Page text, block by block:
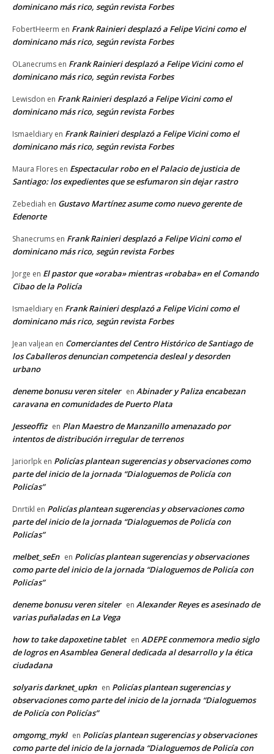
dominicano más rico, según revista Forbes
FobertHeerm en Frank Rainieri desplazó a Felipe Vicini como el
dominicano más rico, según revista Forbes
OLanecrums en Frank Rainieri desplazó a Felipe Vicini como el
dominicano más rico, según revista Forbes
Lewisdon en Frank Rainieri desplazó a Felipe Vicini como el
dominicano más rico, según revista Forbes
Ismaeldiary en Frank Rainieri desplazó a Felipe Vicini como el
dominicano más rico, según revista Forbes
Maura Flores en Espectacular robo en el Palacio de justicia de
Santiago: los expedientes que se esfumaron sin dejar rastro
Zebediah en Gustavo Martínez asume como nuevo gerente de
Edenorte
Shanecrums en Frank Rainieri desplazó a Felipe Vicini como el
dominicano más rico, según revista Forbes
Jorge en El pastor que «oraba» mientras «robaba» en el Comando
Cibao de la Policía
Ismaeldiary en Frank Rainieri desplazó a Felipe Vicini como el
dominicano más rico, según revista Forbes
Jean valjean en Comerciantes del Centro Histórico de Santiago de
los Caballeros denuncian competencia desleal y desorden
urbano
deneme bonusu veren siteler en Abinader y Paliza encabezan
caravana en comunidades de Puerto Plata
Jesseoffiz en Plan Maestro de Manzanillo amenazado por
intentos de distribución irregular de terrenos
Jariorlpk en Policías plantean sugerencias y observaciones como
parte del inicio de la jornada “Dialoguemos de Policía con
Policías”
Dnrtikl en Policías plantean sugerencias y observaciones como
parte del inicio de la jornada “Dialoguemos de Policía con
Policías”
melbet_seEn en Policías plantean sugerencias y observaciones
como parte del inicio de la jornada “Dialoguemos de Policía con
Policías”
deneme bonusu veren siteler en Alexander Reyes es asesinado de
varias puñaladas en La Vega
how to take dapoxetine tablet en ADEPE conmemora medio siglo
de logros en Asamblea General dedicada al desarrollo y la ética
ciudadana
solyaris darknet_upkn en Policías plantean sugerencias y
observaciones como parte del inicio de la jornada “Dialoguemos
de Policía con Policías”
omgomg_mykl en Policías plantean sugerencias y observaciones
como parte del inicio de la jornada “Dialoguemos de Policía con